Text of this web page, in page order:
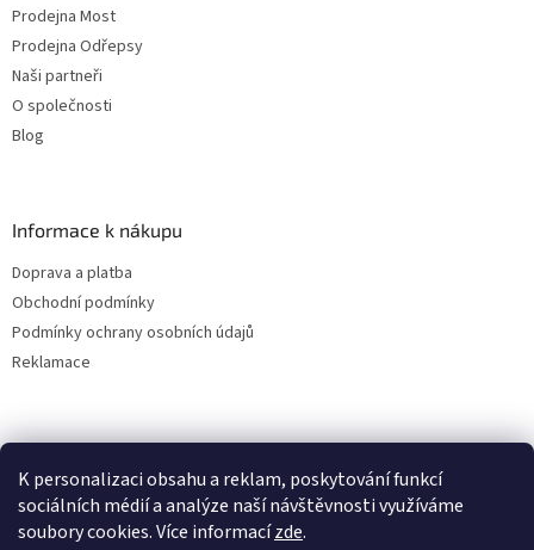
K personalizaci obsahu a reklam, poskytování funkcí
sociálních médií a analýze naší návštěvnosti využíváme
soubory cookies. Více informacízde.
Prodejna Most
Prodejna Odřepsy
Naši partneři
O společnosti
Blog
Informace k nákupu
Doprava a platba
Obchodní podmínky
Podmínky ochrany osobních údajů
Reklamace